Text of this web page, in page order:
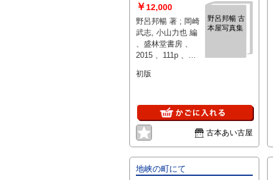
野呂邦暢 古
本屋写真集
￥ 12,000
野呂邦暢 著 ; 岡崎
武志, 小山力也 編
、盛林堂書房 、
2015 、111p 、
初版
古本あい古屋
地峡の町にて